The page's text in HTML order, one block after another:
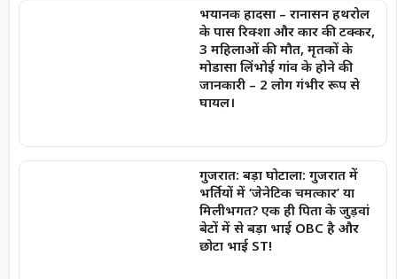
भयानक हादसा – रानासन हथरोल
के पास रिक्शा और कार की टक्कर,
3 महिलाओं की मौत, मृतकों के
मोडासा लिंभोई गांव के होने की
जानकारी – 2 लोग गंभीर रूप से
घायल।
गुजरात: बड़ा घोटाला: गुजरात में
भर्तियों में ‘जेनेटिक चमत्कार’ या
मिलीभगत? एक ही पिता के जुड़वां
बेटों में से बड़ा भाई OBC है और
छोटा भाई ST!